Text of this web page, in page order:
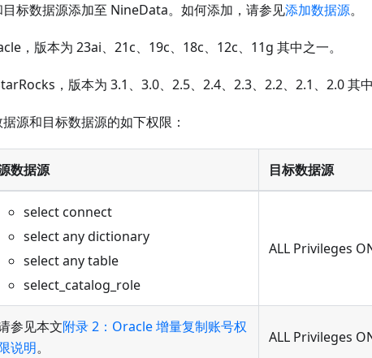
标数据源添加至 NineData。如何添加，请参见添加数据源。
，版本为 23ai、21c、19c、18c、12c、11g 其中之一。
，版本为 3.1、3.0、2.5、2.4、2.3、2.2、2.1、2.0 其中
源和目标数据源的如下权限：
数据源 目标数据源
select connect
select any dictionary
select any table
select_catalog_role
ALL Privileges
参见本文附录 2：Oracle 增量复制账号权
说明。
ALL Privileges